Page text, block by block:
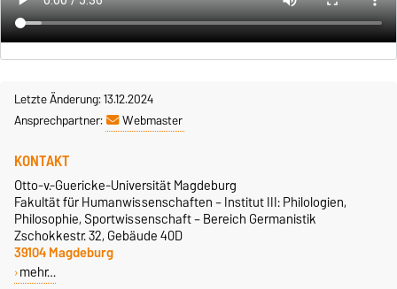
Letzte Änderung: 13.12.2024
Ansprechpartner:
Webmaster
KONTAKT
Otto-v.-Guericke-Universität Magdeburg
Fakultät für Humanwissenschaften – Institut III: Philologien,
Philosophie, Sportwissenschaft – Bereich Germanistik
Zschokkestr. 32, Gebäude 40D
39104 Magdeburg
mehr…